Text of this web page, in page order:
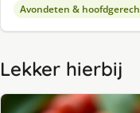
Avondeten &
Lekker hierbij